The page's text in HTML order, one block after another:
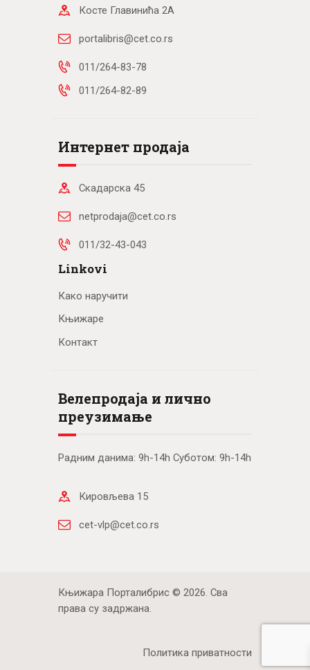
Косте Главинића 2А
portalibris@cet.co.rs
011/264-83-78
011/264-82-89
Интернет продаја
Скадарска 45
netprodaja@cet.co.rs
011/32-43-043
Linkovi
Како наручити
Књижаре
Контакт
Велепродаја и лично
преузимање
Радним данима: 9h-14h Суботом: 9h-14h
Кировљева 15
cet-vlp@cet.co.rs
Књижара Порталибрис © 2026. Сва
права су задржана.
Политика приватности